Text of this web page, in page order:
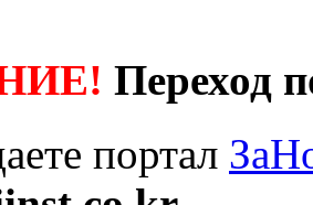
Переход
портал